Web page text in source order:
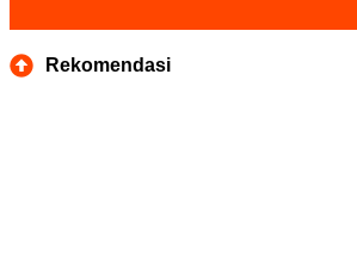
Rekomendasi